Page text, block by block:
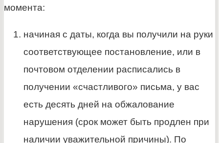
момента:
начиная с даты, когда вы получили на руки
соответствующее постановление, или в
почтовом отделении расписались в
получении «счастливого» письма, у вас
есть десять дней на обжалование
нарушения (срок может быть продлен при
наличии уважительной причины). По